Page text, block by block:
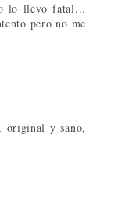
lo llevo fatal...
pero no me
original y sano,